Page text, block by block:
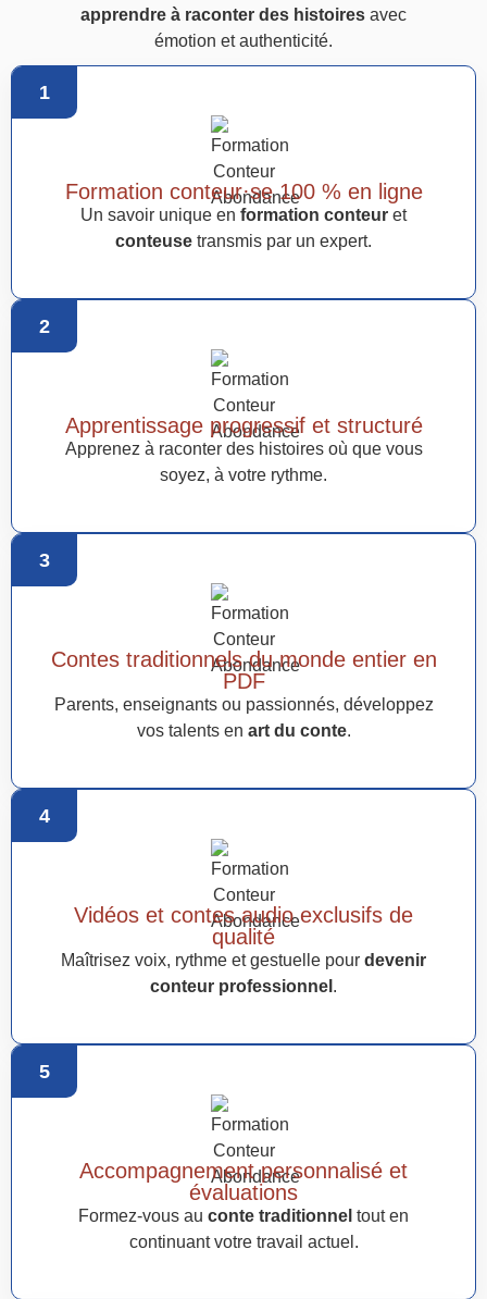
apprendre à raconter des histoiresavec
émotion et authenticité.
1
Formation conteur·se 100 % en ligne
Un savoir unique en formation conteur et
conteuse transmis par un expert.
2
Apprentissage progressif et structuré
Apprenez à raconter des histoires où que vous
soyez, à votre rythme.
3
Contes traditionnels du monde entier en
PDF
Parents, enseignants ou passionnés, développez
vos talents en art du conte.
4
Vidéos et contes audio exclusifs de
qualité
Maîtrisez voix, rythme et gestuelle pour devenir
conteur professionnel .
5
Accompagnement personnalisé et
évaluations
Formez-vous au conte traditionnel tout en
continuant votre travail actuel.